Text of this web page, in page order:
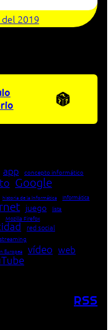
2019
app concepto informático
Google
historia de la Informática Informática
juego lista
Mozilla Firefox
red social
streaming
Europea vídeo web
RSS